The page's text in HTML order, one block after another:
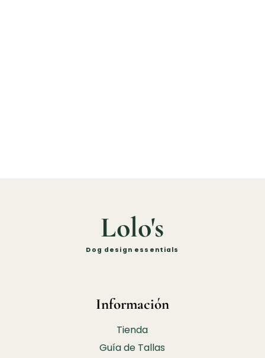
Lolo's
Dog design essentials
Información
Tienda
Guía de Tallas